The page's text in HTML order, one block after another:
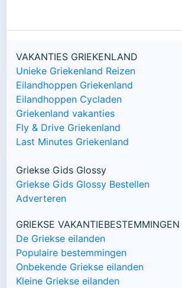
VAKANTIES GRIEKENLAND
Unieke Griekenland Reizen
Eilandhoppen Griekenland
Eilandhoppen Cycladen
Griekenland vakanties
Fly & Drive Griekenland
Last Minutes Griekenland
Griekse Gids Glossy
Griekse Gids Glossy Bestellen
Adverteren
GRIEKSE VAKANTIEBESTEMMINGEN
De Griekse eilanden
Populaire bestemmingen
Onbekende Griekse eilanden
Kleine Griekse eilanden